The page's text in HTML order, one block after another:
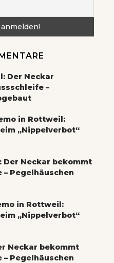
Der Neckar
–
in Rottweil:
„Nippelverbot“
Der Neckar bekommt
Pegelhäuschen
in Rottweil:
„Nippelverbot“
Neckar bekommt
Pegelhäuschen